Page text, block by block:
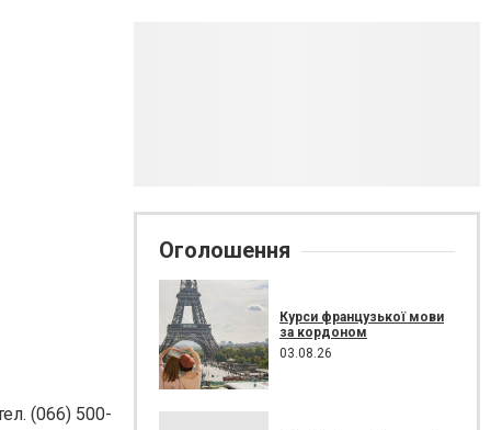
(066) 500-
Оголошення
Курси французької мови
за кордоном
03.08.26